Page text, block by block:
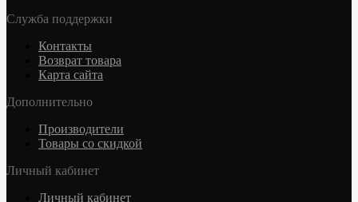
Служба поддержки
Контакты
Возврат товара
Карта сайта
Дополнительно
Производители
Товары со скидкой
Личный кабинет
Личный кабинет